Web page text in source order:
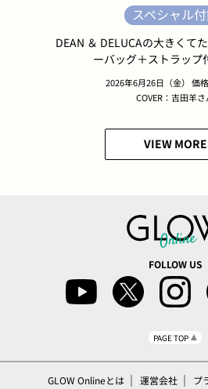
スペシャル
DEAN ＆ DELUCAの大きくて
ーバッグ＋ストラップ
2026年6月26日（金） 価
COVER：吉田羊さ
VIEW MORE
FOLLOW US
PAGE TOP
GLOW Onlineとは 運営会社 プ